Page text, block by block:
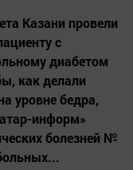
Казани провели
с
диабетом
как делали
уровне бедра,
информ»
болезней №